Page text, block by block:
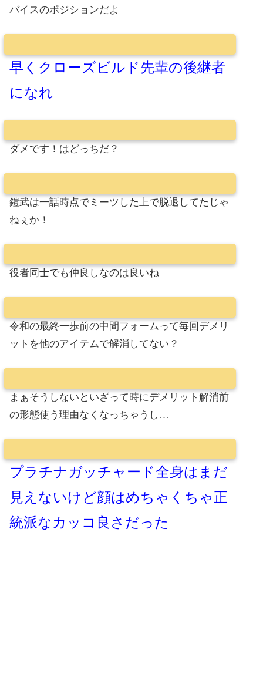
バイスのポジションだよ
早くクローズビルド先輩の後継者
になれ
ダメです！はどっちだ？
鎧武は一話時点でミーツした上で脱退してたじゃ
ねぇか！
役者同士でも仲良しなのは良いね
令和の最終一歩前の中間フォームって毎回デメリ
ットを他のアイテムで解消してない？
まぁそうしないといざって時にデメリット解消前
の形態使う理由なくなっちゃうし…
プラチナガッチャード全身はまだ
見えないけど顔はめちゃくちゃ正
統派なカッコ良さだった